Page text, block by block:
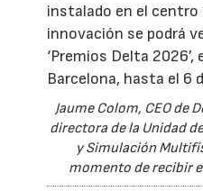
instalado en el centro
innovación se podrá
‘Premios Delta
Barcelona, hasta el 6
Jaume Colom, CEO de
directora de la Unidad
y Simulación
momento de recibir